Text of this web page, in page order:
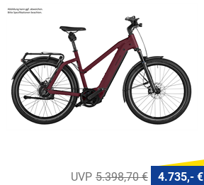
5.398,70 € 4.735,- €